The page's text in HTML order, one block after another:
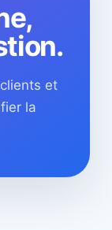
et
la